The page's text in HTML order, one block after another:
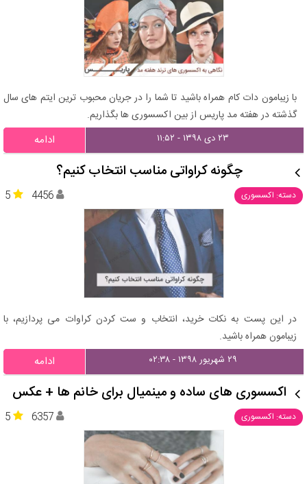
با زیبامون دات کام همراه باشید تا شما را در جریان محبوب ترین ایتم های سال
گذشته در هفته مد پاریس از بین اکسسوری ها بگذاریم.
۲۳ دی ۱۳۹۸ - ۱۱:۵۲ ادامه
چگونه کراواتی مناسب انتخاب کنیم؟
دسته: اکسسوری 5 4456
در این پست به نکات خرید، انتخاب و ست کردن کراوات می پردازیم، با
زیبامون همراه باشید.
۲۹ شهریور ۱۳۹۸ - ۰۲:۳۸ ادامه
اکسسوری های ساده و مینمیال برای خانم ها + عکس
دسته: اکسسوری 5 6357